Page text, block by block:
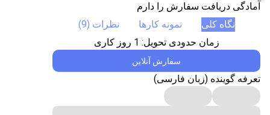
آمادگی دریافت سفارش را دارم
نگاه کلی
نمونه کارها
نظرات (9)
زمان حدودی تحویل: 1 روز کاری
سفارش آنلاین
تعرفه گوینده (زبان فارسی)